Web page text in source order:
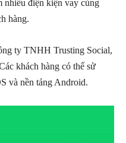
nhiều điện kiện vay cùng
hàng.
ty TNHH Trusting Social,
khách hàng có thể sử
và nền tảng Android.